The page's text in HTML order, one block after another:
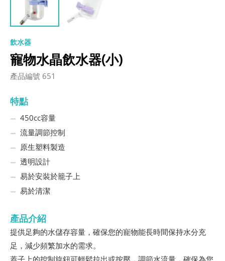
飲水器
寵物水晶飲水器(小)
產品編號 651
特點
450cc容量
流量調節控制
原生塑料製造
透明設計
易於安裝於籠子上
易於清潔
產品介紹
提供足夠的水儲存容量，確保您的寵物能長時間保持水分充
足，減少頻繁加水的需求。
蓋子上的控制旋鈕可輕鬆拉出或按壓，調節水流量，確保為您